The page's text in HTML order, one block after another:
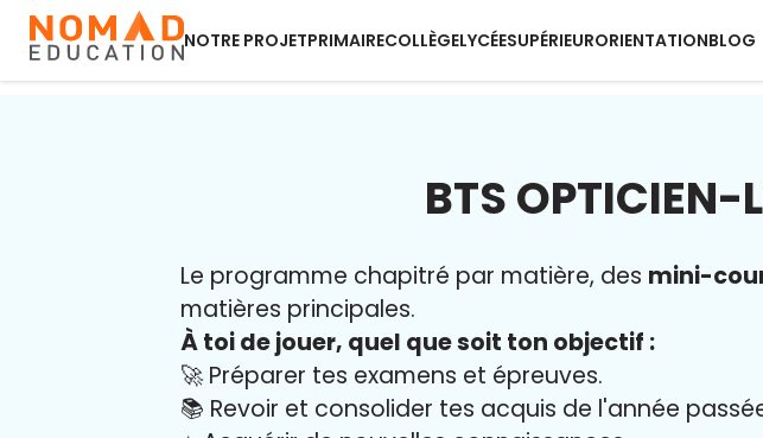
NOTRE PROJETPRIMAIRECOLLÈGELYCÉESUPÉRIEURORIENTATIONBLOG
BTS OPTICIEN-
Le programme chapitré par matière, des mini-
matières principales.
À toi de jouer, quel que soit ton objectif :
🚀 Préparer tes examens et épreuves.
📚 Revoir et consolider tes acquis de l'année